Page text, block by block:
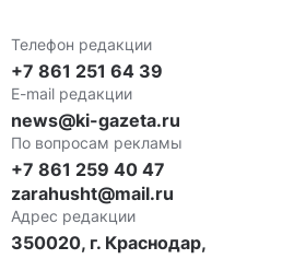
Телефон редакции
+7 861 251 64 39
E-mail редакции
news@ki-gazeta.ru
По вопросам рекламы
+7 861 259 40 47
zarahusht@mail.ru
Адрес редакции
350020, г. Краснодар,